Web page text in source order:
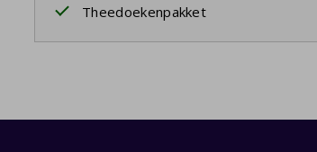
Theedoekenpakket